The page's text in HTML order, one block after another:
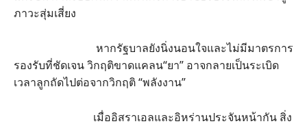
ภาวะสุ่มเสี่ยง
หากรัฐบาลยังนิ่งนอนใจและไม่มีมาตรการ
รองรับที่ชัดเจน วิกฤติขาดแคลน“ยา” อาจกลายเป็นระเบิด
เวลาลูกถัดไปต่อจากวิกฤติ “พลังงาน”
เมื่ออิสราเอลและอิหร่านประจันหน้ากัน สิ่ง